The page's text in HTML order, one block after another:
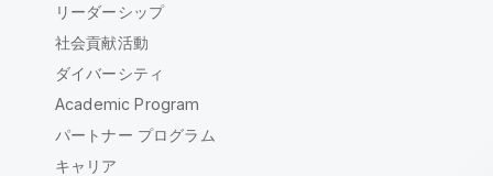
リーダーシップ
社会貢献活動
ダイバーシティ
Academic Program
パートナー プログラム
キャリア